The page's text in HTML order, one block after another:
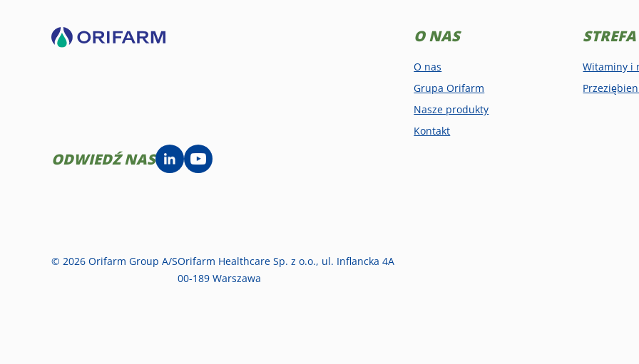
O NAS
O nas
Grupa Orifarm
Nasze produkty
Kontakt
Witaminy i
ODWIEDŹ NAS
Orifarm Healthcare Sp. z o.o., ul. Inflancka 4A
00-189 Warszawa
© 2026 Orifarm Group A/S